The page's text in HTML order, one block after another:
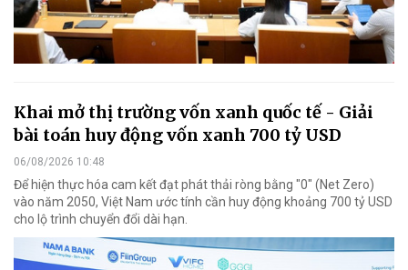
Khai mở thị trường vốn xanh quốc tế - Giải
bài toán huy động vốn xanh 700 tỷ USD
06/08/2026 10:48
Để hiện thực hóa cam kết đạt phát thải ròng bằng "0" (Net Zero)
vào năm 2050, Việt Nam ước tính cần huy động khoảng 700 tỷ USD
cho lộ trình chuyển đổi dài hạn.